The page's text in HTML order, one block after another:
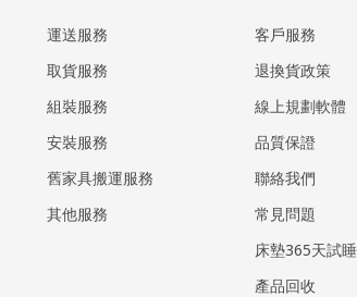
運送服務
取貨服務
組裝服務
安裝服務
​舊家具搬運服務
其他服務
客戶服務
退換貨政策
線上規劃軟體
品質保證
聯絡我們
常見問題
床墊365天試睡
產品回收